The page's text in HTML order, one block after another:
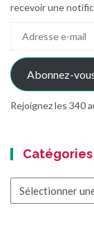
recevoir une
mail
Abonnez-
Rejoignez les 340
Catégories